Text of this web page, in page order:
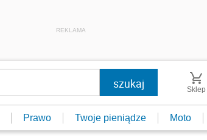
REKLAMA
Sklep
Prawo Twoje pieniądze Moto